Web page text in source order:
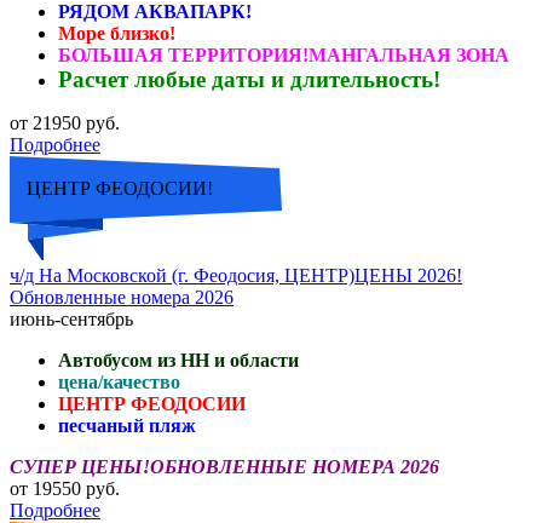
РЯДОМ АКВАПАРК!
Море близко!
БОЛЬШАЯ ТЕРРИТОРИЯ!МАНГАЛЬНАЯ ЗОНА
Расчет любые даты и длительность!
от 21950 руб.
Подробнее
ЦЕНТР ФЕОДОСИИ!
ч/д На Московской (г. Феодосия, ЦЕНТР)ЦЕНЫ 2026!
Обновленные номера 2026
июнь-сентябрь
Автобусом из НН и области
цена/качество
ЦЕНТР ФЕОДОСИИ
песчаный пляж
СУПЕР ЦЕНЫ!ОБНОВЛЕННЫЕ НОМЕРА 2026
от 19550 руб.
Подробнее